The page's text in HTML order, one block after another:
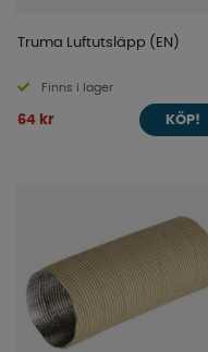
Truma Luftutsläpp (EN)
Finns i lager
64 kr KÖP!